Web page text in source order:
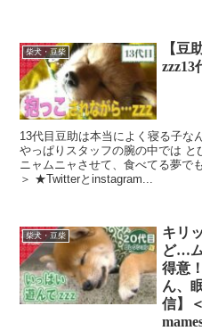
柴犬・豆柴
【豆
zzz13
13代目豆助は本当によく寝る子な
やっぱりスタッフの腕の中では
ニャムニャさせて、食べてる夢で
＞ ★Twitterとinstagram...
柴犬・豆柴
キリ
ど…
得意
ん、
信】